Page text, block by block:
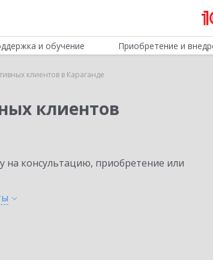
и обучение Приобретение и
клиентов в Караганде
клиентов
консультацию, приобретение или